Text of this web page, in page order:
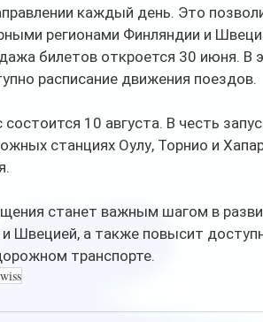
каждый день. Это
регионами Финляндии и
билетов откроется 30 июня. В
расписание движения поездов.
состоится 10 августа. В честь
станциях Оулу, Торнио и
станет важным шагом в
Швецией, а также повысит
транспорте.